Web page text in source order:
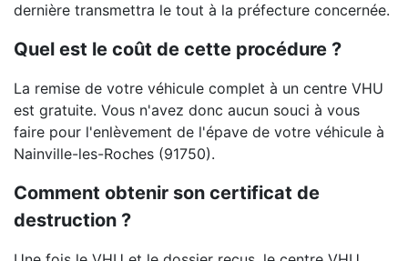
dernière transmettra le tout à la préfecture concernée.
Quel est le coût de cette procédure ?
La remise de votre véhicule complet à un centre VHU
est gratuite. Vous n'avez donc aucun souci à vous
faire pour l'enlèvement de l'épave de votre véhicule à
Nainville-les-Roches (91750).
Comment obtenir son certificat de
destruction ?